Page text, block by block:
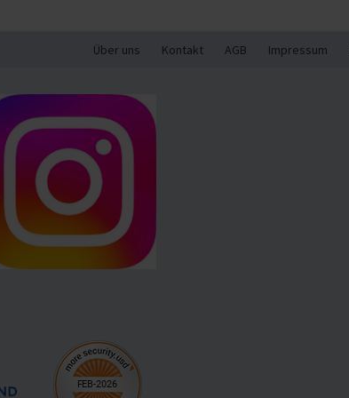
Über uns Kontakt AGB Impressum